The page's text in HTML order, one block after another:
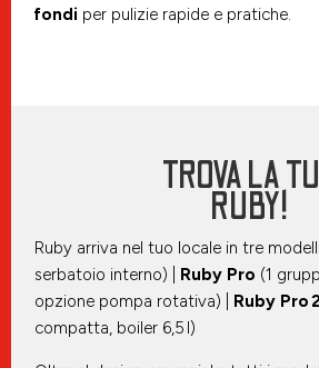
fondi per pulizie rapide e pratiche.
TROVA LA
RUBY!
Ruby arriva nel tuo locale in tre
serbatoio interno) | Ruby Pro (1
opzione pompa rotativa) | Ruby Pro2
compatta, boiler 6,5 l)